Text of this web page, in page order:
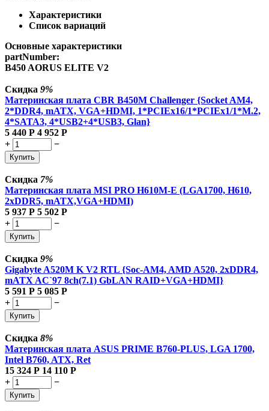
Характеристики
Список вариаций
Основные характеристики
partNumber:
B450 AORUS ELITE V2
Скидка 9%
Материнская плата CBR B450M Challenger {Socket AM4,
2*DDR4, mATX, VGA+HDMI, 1*PCIEx16/1*PCIEx1/1*M.2,
4*SATA3, 4*USB2+4*USB3, Glan}
5 440 Р 4 952 Р
+
−
Купить
Скидка 7%
Материнская плата MSI PRO H610M-E (LGA1700, H610,
2xDDR5, mATX,VGA+HDMI)
5 937 Р 5 502 Р
+
−
Купить
Скидка 9%
Gigabyte A520M K V2 RTL {Soc-AM4, AMD A520, 2xDDR4,
mATX AC`97 8ch(7.1) GbLAN RAID+VGA+HDMI}
5 591 Р 5 085 Р
+
−
Купить
Скидка 8%
Материнская плата ASUS PRIME B760-PLUS, LGA 1700,
Intel B760, ATX, Ret
15 324 Р 14 110 Р
+
−
Купить